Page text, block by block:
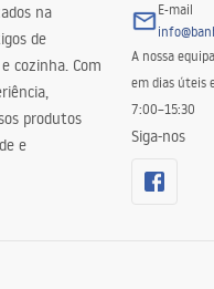
na
de
cozinha. Com
produtos
e
E-mail
A nossa
em dias úteis
7:00–15:30
Siga-nos